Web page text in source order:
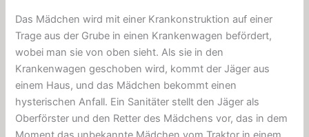
Das Mädchen wird mit einer Krankonstruktion auf einer
Trage aus der Grube in einen Krankenwagen befördert,
wobei man sie von oben sieht. Als sie in den
Krankenwagen geschoben wird, kommt der Jäger aus
einem Haus, und das Mädchen bekommt einen
hysterischen Anfall. Ein Sanitäter stellt den Jäger als
Oberförster und den Retter des Mädchens vor, das in dem